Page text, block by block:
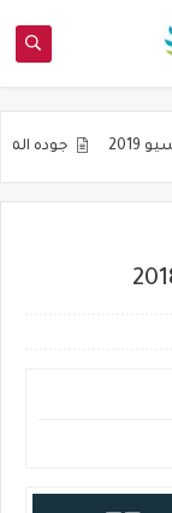
جوده المواضيع و